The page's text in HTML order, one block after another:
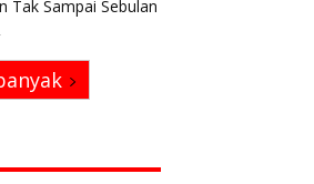
Tak Sampai Sebulan